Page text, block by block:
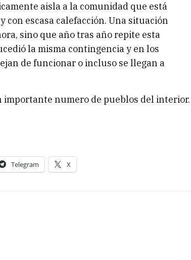
aisla a la comunidad que está
escasa calefacción. Una situación
sino que año tras año repite esta
la misma contingencia y en los
de funcionar o incluso se llegan a
importante numero de pueblos del interior.
Telegram X